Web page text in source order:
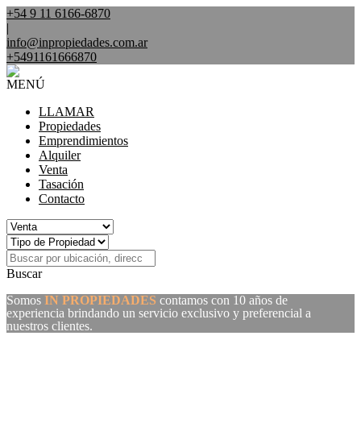
+54 9 11 6166-6870
|
info@inpropiedades.com.ar
+5491161666870
MENÚ
LLAMAR
Propiedades
Emprendimientos
Alquiler
Venta
Tasación
Contacto
Buscar
Somos IN PROPIEDADES contamos con 10 años de
experiencia brindando un servicio exclusivo y preferencial a
nuestros clientes.